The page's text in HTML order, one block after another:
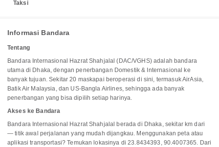
Taksi
Informasi Bandara
Tentang
Bandara Internasional Hazrat Shahjalal (DAC/VGHS) adalah bandara
utama di Dhaka, dengan penerbangan Domestik & Internasional ke
banyak tujuan. Sekitar 20 maskapai beroperasi di sini, termasuk AirAsia,
Batik Air Malaysia, dan US-Bangla Airlines, sehingga ada banyak
penerbangan yang bisa dipilih setiap harinya.
Akses ke Bandara
Bandara Internasional Hazrat Shahjalal berada di Dhaka, sekitar km dari
— titik awal perjalanan yang mudah dijangkau. Menggunakan peta atau
aplikasi transportasi? Temukan lokasinya di 23.8434393, 90.4007365. Dari